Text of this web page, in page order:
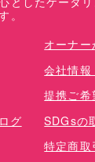
。
グ
オーナー
会社情報
提携ご希
SDGsの
特定商取